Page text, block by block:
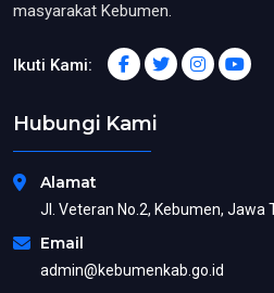
masyarakat Kebumen.
Ikuti Kami:
Hubungi Kami
Alamat
Jl. Veteran No.2, Kebumen, Jawa
Email
admin@kebumenkab.go.id